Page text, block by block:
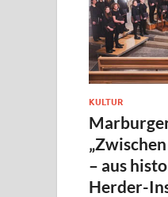
KULTUR
– aus
Herder-